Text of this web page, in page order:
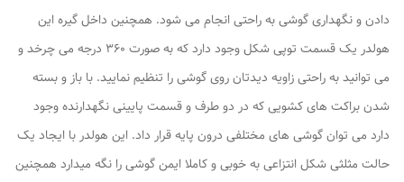
دادن و نگهداری گوشی به راحتی انجام می شود. همچنین داخل گیره این
هولدر یک قسمت توپی شکل وجود دارد که به صورت 360 درجه می چرخد و
می توانید به راحتی زاویه دیدتان روی گوشی را تنظیم نمایید. با باز و بسته
شدن براکت های کشویی که در دو طرف و قسمت پایینی نگهدارنده وجود
دارد می توان گوشی های مختلفی درون پایه قرار داد. این هولدر با ایجاد یک
حالت مثلثی شکل انتزاعی به خوبی و کاملا ایمن گوشی را نگه میدارد همچنین